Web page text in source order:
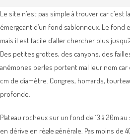
Le site n’est pas simple à trouver car c’est
émergeant d’un fond sablonneux. Le fond
mais il est facile d’aller chercher plus
Des petites grottes, des canyons, des
anémones perles portent mal leur nom car
cm de diamètre. Congres, homards,
profonde.
Plateau rocheux sur un fond de 13 à 20m
en dérive en règle générale. Pas moins de